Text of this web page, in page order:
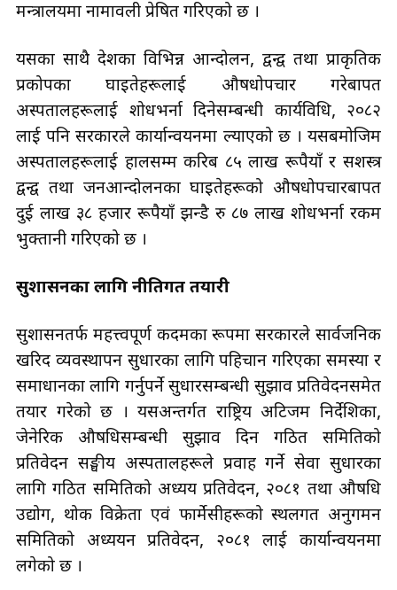
मन्त्रालयमा नामावली प्रेषित गरिएको छ ।
यसका साथै देशका विभिन्न आन्दोलन, द्वन्द्व तथा प्राकृतिक
प्रकोपका घाइतेहरूलाई औषधोपचार गरेबापत
अस्पतालहरूलाई शोधभर्ना दिनेसम्बन्धी कार्यविधि, २०८२
लाई पनि सरकारले कार्यान्वयनमा ल्याएको छ । यसबमोजिम
अस्पतालहरूलाई हालसम्म करिब ८५ लाख रूपैयाँ र सशस्त्र
द्वन्द्व तथा जनआन्दोलनका घाइतेहरूको औषधोपचारबापत
दुई लाख ३८ हजार रूपैयाँ झन्डै रु ८७ लाख शोधभर्ना रकम
भुक्तानी गरिएको छ ।
सुशासनका लागि नीतिगत तयारी
सुशासनतर्फ महत्त्वपूर्ण कदमका रूपमा सरकारले सार्वजनिक
खरिद व्यवस्थापन सुधारका लागि पहिचान गरिएका समस्या र
समाधानका लागि गर्नुपर्ने सुधारसम्बन्धी सुझाव प्रतिवेदनसमेत
तयार गरेको छ । यसअन्तर्गत राष्ट्रिय अटिजम निर्देशिका,
जेनेरिक औषधिसम्बन्धी सुझाव दिन गठित समितिको
प्रतिवेदन सङ्घीय अस्पतालहरूले प्रवाह गर्ने सेवा सुधारका
लागि गठित समितिको अध्यय प्रतिवेदन, २०८१ तथा औषधि
उद्योग, थोक विक्रेता एवं फार्मेसीहरूको स्थलगत अनुगमन
समितिको अध्ययन प्रतिवेदन, २०८१ लाई कार्यान्वयनमा
लगेको छ ।